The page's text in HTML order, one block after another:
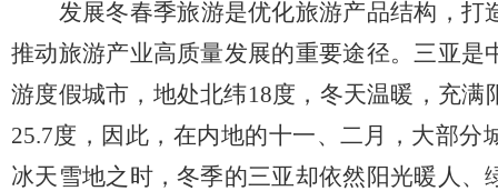
发展冬春季旅游是优化旅游产品结构，打
推动旅游产业高质量发展的重要途径。三亚是
游度假城市，地处北纬18度，冬天温暖，充满
25.7度，因此，在内地的十一、二月，大部分
冰天雪地之时，冬季的三亚却依然阳光暖人、